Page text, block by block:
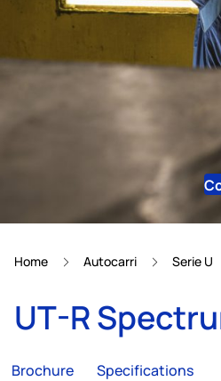
Home Autocarri Serie U
UT-R
Brochure Specifications